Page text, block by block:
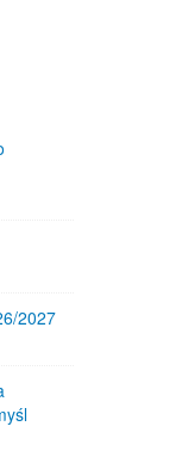
2027